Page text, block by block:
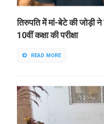
तिरुपति में मां-बेटे की जोड़ी
10वीं कक्षा की परीक्षा
READ MORE